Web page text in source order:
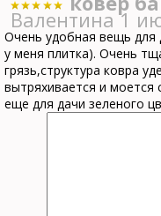
Валентина 1
Очень удобная вещь для
у меня плитка). Очень
грязь,структура ковра
вытряхивается и моется
еще для дачи зеленого